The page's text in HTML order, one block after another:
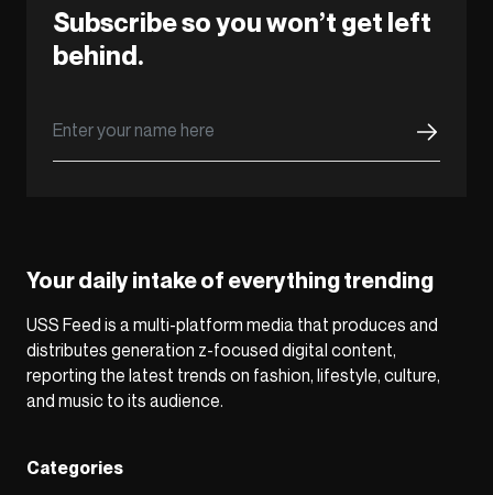
Subscribe so you won’t get left
behind.
Your daily intake of everything trending
USS Feed is a multi-platform media that produces and
distributes generation z-focused digital content,
reporting the latest trends on fashion, lifestyle, culture,
and music to its audience.
Categories